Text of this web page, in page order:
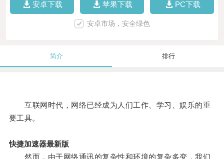
安卓下载 苹果下载 PC下载
安卓市场，安全绿色
简介 排行
互联网时代，网络已经成为人们工作、学习、娱乐的重
要工具。
快捷加速器最新版
然而，由于网络通讯的复杂性和环境的复杂多变，我们